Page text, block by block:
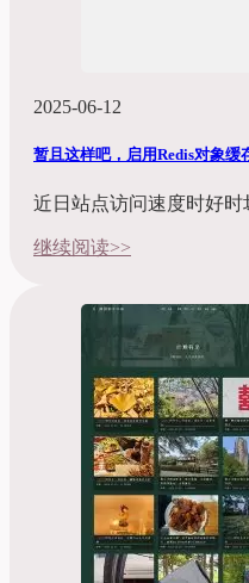
2025-06-12
暂且这样吧，启用Redis对象缓
近日站点访问速度时好
继续阅读>>